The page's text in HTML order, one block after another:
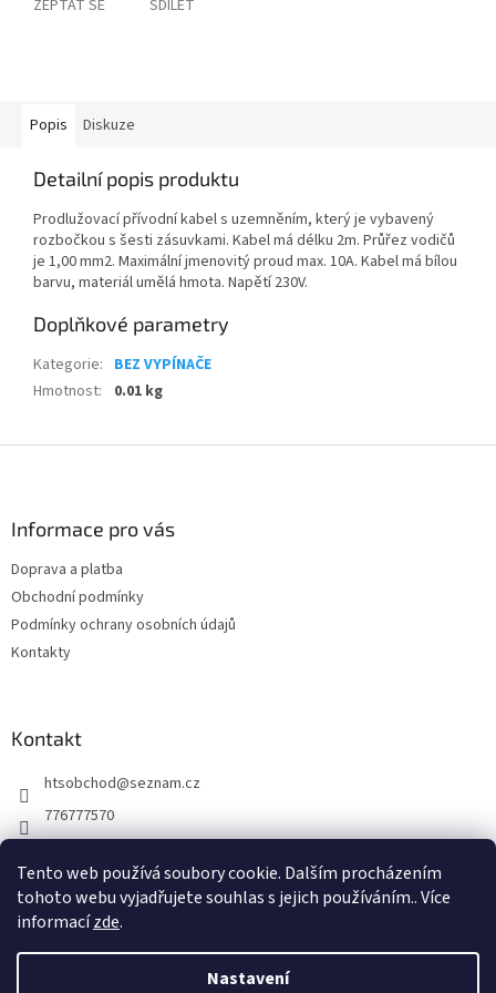
Tento web používá soubory cookie. Dalším procházením
tohoto webu vyjadřujete souhlas s jejich používáním.. Více
informacízde.
Nastavení
ZEPTAT SE SDÍLET
Popis Diskuze
Detailní popis produktu
Prodlužovací přívodní kabel s uzemněním, který je vybavený
rozbočkou s šesti zásuvkami. Kabel má délku 2m. Průřez vodičů
je 1,00 mm2. Maximální jmenovitý proud max. 10A. Kabel má bílou
barvu, materiál umělá hmota. Napětí 230V.
Doplňkové parametry
Kategorie: BEZ VYPÍNAČE
Hmotnost: 0.01 kg
Informace pro vás
Doprava a platba
Obchodní podmínky
Podmínky ochrany osobních údajů
Kontakty
Kontakt
htsobchod@seznam.cz
776777570
https://www.facebook.com/Elektro-Vr%C5%A1ovick%C3%A1-229
214624677338
Vytvořil Shoptet